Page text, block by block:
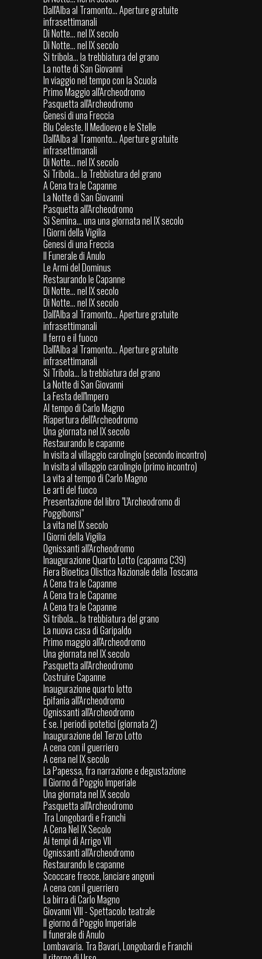
Dall'Alba al Tramonto... Aperture gratuite
infrasettimanali
Di Notte... nel IX secolo
Di Notte... nel IX secolo
Si tribola... la trebbiatura del grano
La notte di San Giovanni
In viaggio nel tempo con la Scuola
Primo Maggio all'Archeodromo
Pasquetta all'Archeodromo
Genesi di una Freccia
Blu Celeste. Il Medioevo e le Stelle
Dall'Alba al Tramonto... Aperture gratuite
infrasettimanali
Di Notte... nel IX secolo
Si Tribola... la Trebbiatura del grano
A Cena tra le Capanne
La Notte di San Giovanni
Pasquetta all'Archeodromo
Si Semina... una una giornata nel IX secolo
I Giorni della Vigilia
Genesi di una Freccia
Il Funerale di Anulo
Le Armi del Dominus
Restaurando le Capanne
Di Notte... nel IX secolo
Di Notte... nel IX secolo
Dall'Alba al Tramonto... Aperture gratuite
infrasettimanali
Il ferro e il fuoco
Dall'Alba al Tramonto... Aperture gratuite
infrasettimanali
Si Tribola... la trebbiatura del grano
La Notte di San Giovanni
La Festa dell'Impero
Al tempo di Carlo Magno
Riapertura dell'Archeodromo
Una giornata nel IX secolo
Restaurando le capanne
In visita al villaggio carolingio (secondo incontro)
In visita al villaggio carolingio (primo incontro)
La vita al tempo di Carlo Magno
Le arti del fuoco
Presentazione del libro "L'Archeodromo di
Poggibonsi"
La vita nel IX secolo
I Giorni della Vigilia
Ognissanti all'Archeodromo
Inaugurazione Quarto Lotto (capanna C39)
Fiera Bioetica Olistica Nazionale della Toscana
A Cena tra le Capanne
A Cena tra le Capanne
A Cena tra le Capanne
Si tribola... la trebbiatura del grano
La nuova casa di Garipaldo
Primo maggio all'Archeodromo
Una giornata nel IX secolo
Pasquetta all'Archeodromo
Costruire Capanne
Inaugurazione quarto lotto
Epifania all'Archeodromo
Ognissanti all'Archeodromo
E se. I periodi ipotetici (giornata 2)
Inaugurazione del Terzo Lotto
A cena con il guerriero
A cena nel IX secolo
La Papessa, fra narrazione e degustazione
Il Giorno di Poggio Imperiale
Una giornata nel IX secolo
Pasquetta all'Archeodromo
Tra Longobardi e Franchi
A Cena Nel IX Secolo
Ai tempi di Arrigo VII
Ognissanti all'Archeodromo
Restaurando le capanne
Scoccare frecce, lanciare angoni
A cena con il guerriero
La birra di Carlo Magno
Giovanni VIII - Spettacolo teatrale
Il giorno di Poggio Imperiale
Il funerale di Anulo
Lombavaria. Tra Bavari, Longobardi e Franchi